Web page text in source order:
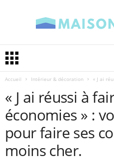
i
Accueil Intérieur & décoration « J ai
« J ai réussi à
économies » :
pour faire ses
moins cher.